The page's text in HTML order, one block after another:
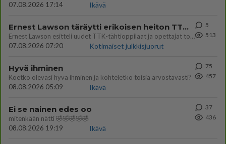
07.08.2026 17:14
Ikävä
Ernest Lawson täräytti erikoisen heiton TTK-lehdistötilaisuudessa: " Onko tässä tarkoituksena...?"
Ernest Lawson esitteli uudet TTK-tähtioppilaat ja opettajat torstaina 6.8. lehdistölle. Tulevalla kaudella on yksi hausk
07.08.2026 07:20
Kotimaiset julkkisjuorut
5
513
Hyvä ihminen
Koetko olevasi hyvä ihminen ja kohteletko toisia arvostavasti?
08.08.2026 05:09
Ikävä
75
457
Ei se nainen edes oo
mitenkään nätti 🤣🤣🤣🤣🤣
08.08.2026 19:19
Ikävä
37
436